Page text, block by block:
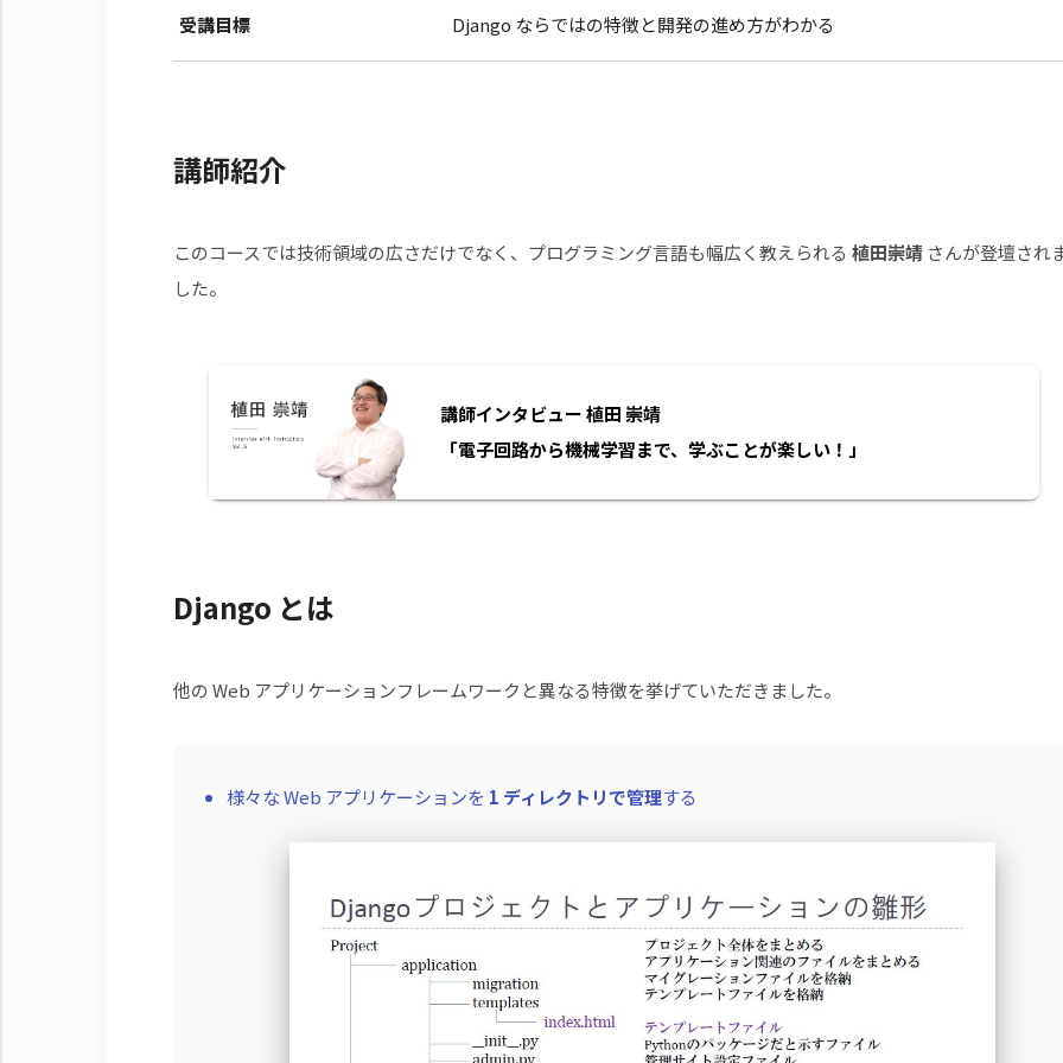
受講目標 Django ならではの特徴と開発の進め方がわかる
講師紹介
このコースでは技術領域の広さだけでなく、プログラミング言語も幅広く教えられる植田崇靖 さんが登壇され
した。
講師インタビュー 植田 崇靖
「電子回路から機械学習まで、学ぶことが楽しい！」
Django とは
他の Web アプリケーションフレームワークと異なる特徴を挙げていただきました。
様々な Web アプリケーションを 1 ディレクトリで管理する